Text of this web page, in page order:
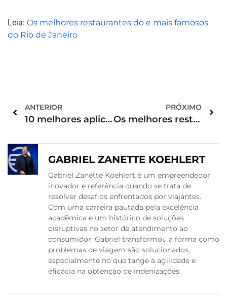
Leia: Os melhores restaurantes do e mais famosos
do Rio de Janeiro
ANTERIOR
10 melhores aplicativos de viagem
PRÓXIMO
Os melhores restaurantes e mais famosos do Rio de Janeiro
GABRIEL ZANETTE KOEHLERT
Gabriel Zanette Koehlert é um empreendedor
inovador e referência quando se trata de
resolver desafios enfrentados por viajantes.
Com uma carreira pautada pela excelência
acadêmica e um histórico de soluções
disruptivas no setor de atendimento ao
consumidor, Gabriel transformou a forma como
problemas de viagem são solucionados,
especialmente no que tange à agilidade e
eficácia na obtenção de indenizações.